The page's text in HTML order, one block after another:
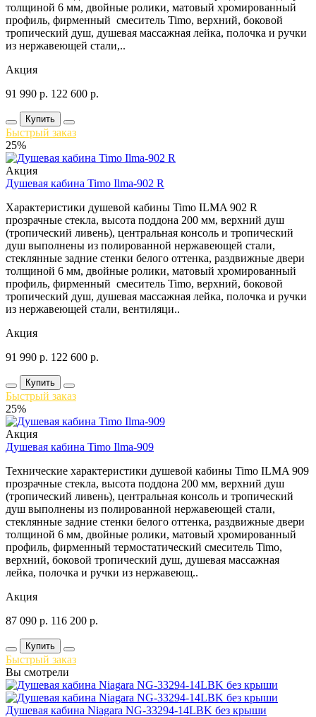
толщиной 6 мм, двойные ролики, матовый хромированный
профиль, фирменный смеситель Timo, верхний, боковой
тропический душ, душевая массажная лейка, полочка и ручки
из нержавеющей стали,..
Акция
91 990 р. 122 600 р.
Купить
Быстрый заказ
25%
Акция
Душевая кабина Timo Ilma-902 R
Характеристики душевой кабины Timo ILMA 902 R
прозрачные стекла, высота поддона 200 мм, верхний душ
(тропический ливень), центральная консоль и тропический
душ выполнены из полированной нержавеющей стали,
стеклянные задние стенки белого оттенка, раздвижные двери
толщиной 6 мм, двойные ролики, матовый хромированный
профиль, фирменный смеситель Timo, верхний, боковой
тропический душ, душевая массажная лейка, полочка и ручки
из нержавеющей стали, вентиляци..
Акция
91 990 р. 122 600 р.
Купить
Быстрый заказ
25%
Акция
Душевая кабина Timo Ilma-909
Технические характеристики душевой кабины Timo ILMA 909
прозрачные стекла, высота поддона 200 мм, верхний душ
(тропический ливень), центральная консоль и тропический
душ выполнены из полированной нержавеющей стали,
стеклянные задние стенки белого оттенка, раздвижные двери
толщиной 6 мм, двойные ролики, матовый хромированный
профиль, фирменный термостатический смеситель Timo,
верхний, боковой тропический душ, душевая массажная
лейка, полочка и ручки из нержавеющ..
Акция
87 090 р. 116 200 р.
Купить
Быстрый заказ
Вы смотрели
Душевая кабина Niagara NG-33294-14LBK без крыши